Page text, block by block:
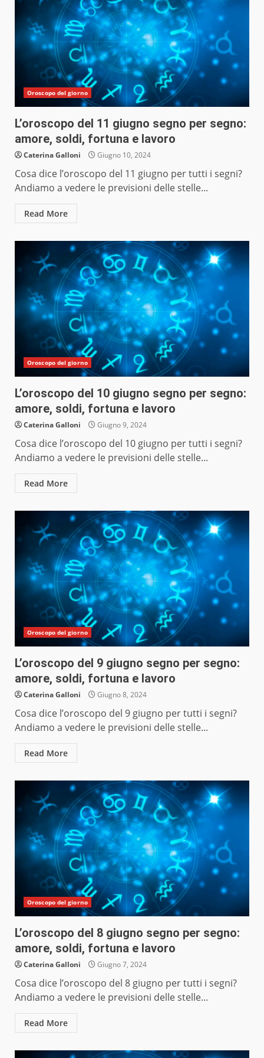
Oroscopo del giorno
L’oroscopo del 11 giugno segno per segno:
amore, soldi, fortuna e lavoro
Caterina Galloni Giugno 10, 2024
Cosa dice l’oroscopo del 11 giugno per tutti i segni?
Andiamo a vedere le previsioni delle stelle...
Read More
Oroscopo del giorno
L’oroscopo del 10 giugno segno per segno:
amore, soldi, fortuna e lavoro
Caterina Galloni Giugno 9, 2024
Cosa dice l’oroscopo del 10 giugno per tutti i segni?
Andiamo a vedere le previsioni delle stelle...
Read More
Oroscopo del giorno
L’oroscopo del 9 giugno segno per segno:
amore, soldi, fortuna e lavoro
Caterina Galloni Giugno 8, 2024
Cosa dice l’oroscopo del 9 giugno per tutti i segni?
Andiamo a vedere le previsioni delle stelle...
Read More
Oroscopo del giorno
L’oroscopo del 8 giugno segno per segno:
amore, soldi, fortuna e lavoro
Caterina Galloni Giugno 7, 2024
Cosa dice l’oroscopo del 8 giugno per tutti i segni?
Andiamo a vedere le previsioni delle stelle...
Read More